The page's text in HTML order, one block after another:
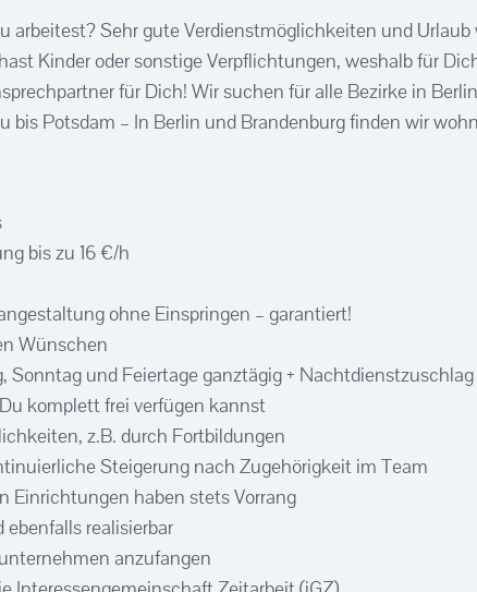
arbeitest? Sehr gute Verdienstmöglichkeiten und
Kinder oder sonstige Verpflichtungen, weshalb für
für Dich! Wir suchen für alle Bezirke in
bis Potsdam – In Berlin und Brandenburg finden wir
bis zu 16 €/h
ohne Einspringen – garantiert!
Wünschen
Sonntag und Feiertage ganztägig + Nachtdienstzuschlag
komplett frei verfügen kannst
z.B. durch Fortbildungen
Steigerung nach Zugehörigkeit im Team
Einrichtungen haben stets Vorrang
realisierbar
anzufangen